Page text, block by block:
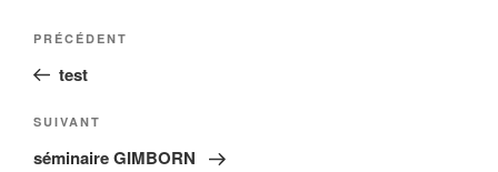
Navigation
l’article
Article
précédent
PRÉCÉDENT
test
Article
suivant
SUIVANT
séminaire GIMBORN